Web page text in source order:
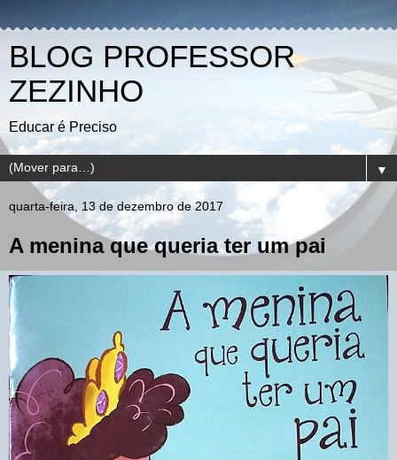
BLOG PROFESSOR
ZEZINHO
Educar é Preciso
▼
quarta-feira, 13 de dezembro de 2017
A menina que queria ter um pai